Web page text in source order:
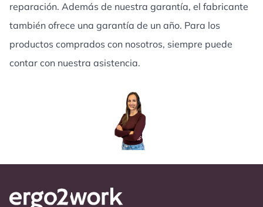
reparación. Además de nuestra garantía, el fabricante
también ofrece una garantía de un año. Para los
productos comprados con nosotros, siempre puede
contar con nuestra asistencia.